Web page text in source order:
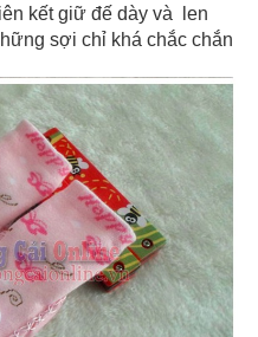
kết giữ đế dày và len
sợi chỉ khá chắc chắn